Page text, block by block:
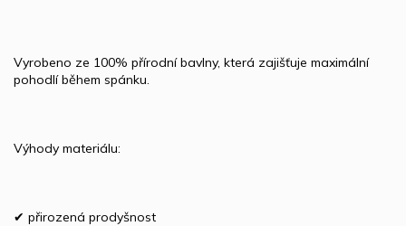
Vyrobeno ze 100% přírodní bavlny, která zajišťuje maximální
pohodlí během spánku.
Výhody materiálu:
✔ přirozená prodyšnost